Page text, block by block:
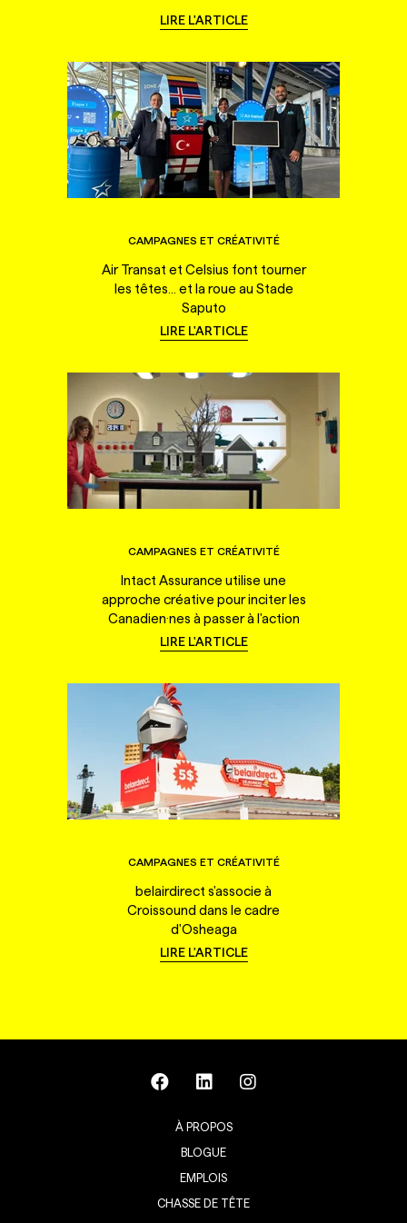
LIRE L'ARTICLE
CAMPAGNES ET CRÉATIVITÉ
Air Transat et Celsius font tourner
les têtes... et la roue au Stade
Saputo
LIRE L'ARTICLE
CAMPAGNES ET CRÉATIVITÉ
Intact Assurance utilise une
approche créative pour inciter les
Canadien·nes à passer à l'action
LIRE L'ARTICLE
CAMPAGNES ET CRÉATIVITÉ
belairdirect s'associe à
Croissound dans le cadre
d'Osheaga
LIRE L'ARTICLE
À PROPOS
BLOGUE
EMPLOIS
CHASSE DE TÊTE